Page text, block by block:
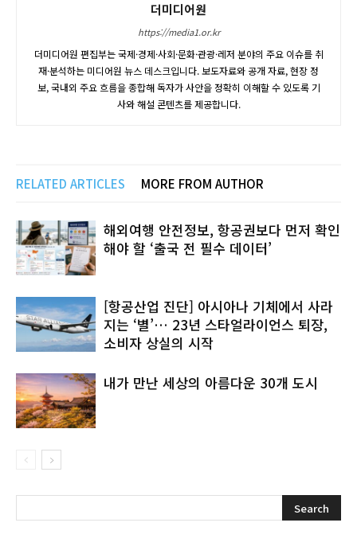
더미디어원
https://media1.or.kr
더미디어원 편집부는 국제·경제·사회·문화·관광·레저 분야의 주요 이슈를 취
재·분석하는 미디어원 뉴스 데스크입니다. 보도자료와 공개 자료, 현장 정
보, 국내외 주요 흐름을 종합해 독자가 사안을 정확히 이해할 수 있도록 기
사와 해설 콘텐츠를 제공합니다.
RELATED ARTICLES MORE FROM AUTHOR
해외여행 안전정보, 항공권보다 먼저 확인
해야 할 ‘출국 전 필수 데이터’
[항공산업 진단] 아시아나 기체에서 사라
지는 ‘별’… 23년 스타얼라이언스 퇴장,
소비자 상실의 시작
내가 만난 세상의 아름다운 30개 도시